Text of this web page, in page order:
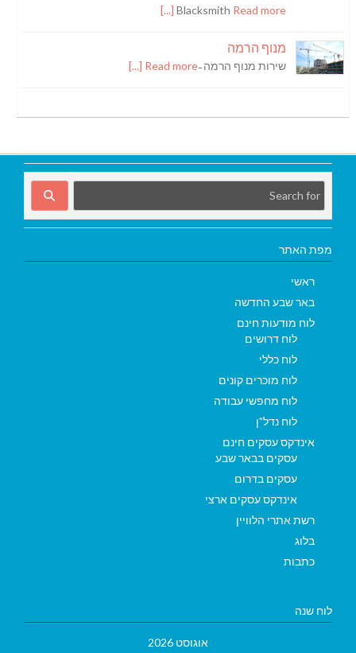
Blacksmith Read more [...]
מנוף הרמה
שירות מנוף הרמה ̵Read more [...]
מפת האתר
ראשי
באר שבע החדשה
לוח מודעות חינם
לוח דרושים
לוח כללי
לוח מוכרים קונים
לוח מחפשי עבודה
לוח נדל"ן
אינדקס עסקים חינם
עסקים בבאר שבע
עסקים בדרום
אינדקס עסקים ארצי
רשת אתרי הלוויין
בלוג
כתבות
לוח שנה
אוגוסט 2026